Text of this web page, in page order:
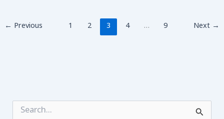
← Previous 1 2 3 4 … 9 Next →